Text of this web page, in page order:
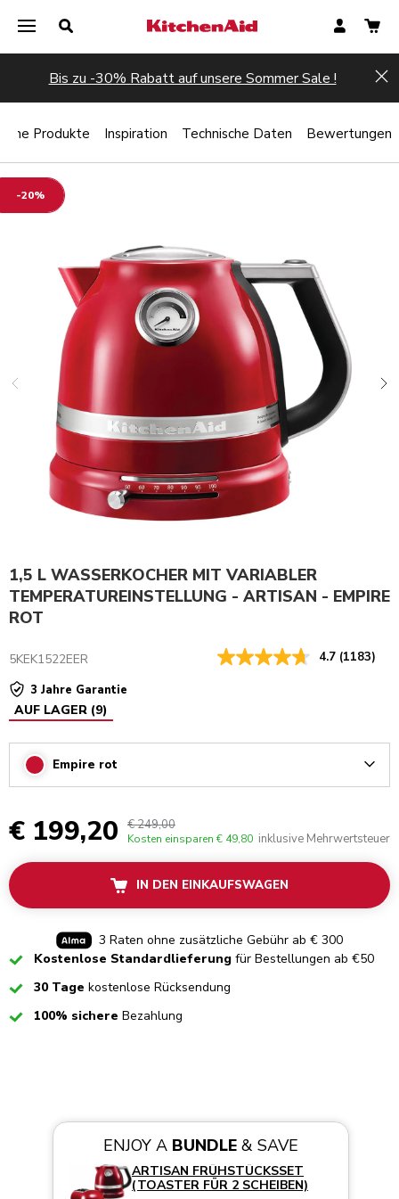
Bis zu -30% Rabatt auf unsere Sommer Sale !
-20%
1,5 L WASSERKOCHER MIT VARIABLER
TEMPERATUREINSTELLUNG - ARTISAN - EMPIRE
ROT
5KEK1522EER 4.7 (1183)
3 Jahre Garantie
AUF LAGER (9)
Empire rot
€ 199,20 € 249,00
Kosten einsparen € 49,80 inklusive Mehrwertsteuer
IN DEN EINKAUFSWAGEN
3 Raten ohne zusätzliche Gebühr ab € 300
CheckedKostenlose Standardlieferung für Bestellungen ab €50
Checked30 Tage kostenlose Rücksendung
Checked100% sichere Bezahlung
ENJOY A BUNDLE& SAVE
ARTISAN FRÜHSTÜCKSSET
(TOASTER FÜR 2 SCHEIBEN)
Produkte Inspiration Technische Daten Bewertungen